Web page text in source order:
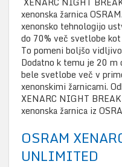
xenonska žarnica
xenonsko tehnologijo
do 70% več svetlobe kot
To pomeni boljšo
Dodatno k temu je 20 m
bele svetlobe več v
xenonskimi žarnicami.
XENARC NIGHT
xenonska žarnica iz
OSRAM
UNLIMITED